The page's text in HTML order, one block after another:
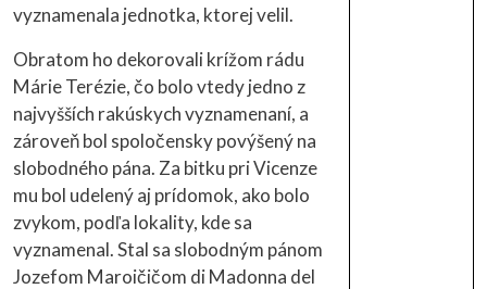
vyznamenala jednotka, ktorej velil.
Obratom ho dekorovali krížom rádu
Márie Terézie, čo bolo vtedy jedno z
najvyšších rakúskych vyznamenaní, a
zároveň bol spoločensky povýšený na
slobodného pána. Za bitku pri Vicenze
mu bol udelený aj prídomok, ako bolo
zvykom, podľa lokality, kde sa
vyznamenal. Stal sa slobodným pánom
Jozefom Maroičičom di Madonna del